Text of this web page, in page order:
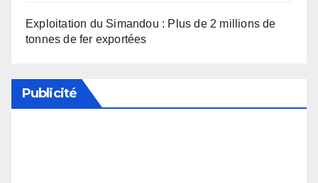
Exploitation du Simandou : Plus de 2 millions de
tonnes de fer exportées
Publicité